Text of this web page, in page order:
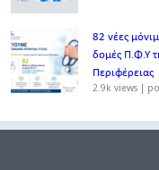
82 νέες
δομές Π.Φ.Υ
Περιφέρειας
2.9k views |